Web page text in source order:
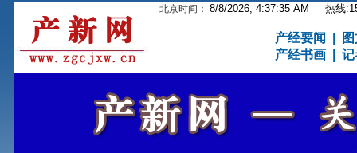
北京时间： 8/8/2026, 4:37:35 AM 热线
产经要闻
产经书画
记